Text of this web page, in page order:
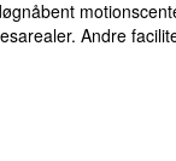
Andre